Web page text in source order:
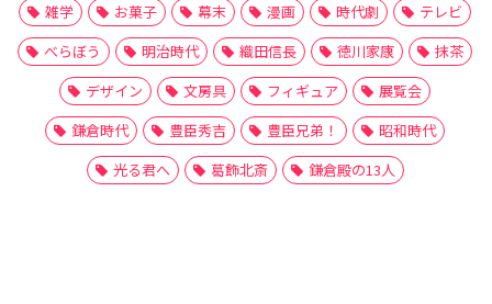
雑学
お菓子 幕末 漫画 時代劇
テレビ
べらぼう
明治時代 織田信長 徳川家康
抹茶
デザイン
文房具 フィギュア
展覧会
鎌倉時代
豊臣秀吉 豊臣兄弟！
昭和時代
光る君へ
葛飾北斎 鎌倉殿の13人